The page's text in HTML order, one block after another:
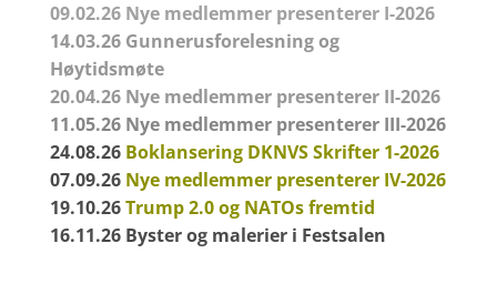
09.02.26 Nye medlemmer presenterer I-2026
14.03.26 Gunnerusforelesningog
Høytidsmøte
20.04.26 Nye medlemmer presenterer II-2026
11.05.26 Nye medlemmer presenterer III-2026
24.08.26 Boklansering DKNVS Skrifter 1-2026
07.09.26 Nye medlemmer presenterer IV-2026
19.10.26Trump 2.0 og NATOs fremtid
16.11.26 Byster og malerier i Festsalen